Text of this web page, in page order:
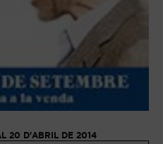
20 D'ABRIL DE 2014